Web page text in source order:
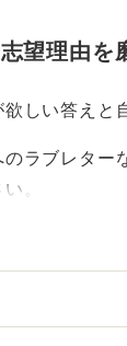
望理由を
しい答えと
ラブレター
。
か、入社後